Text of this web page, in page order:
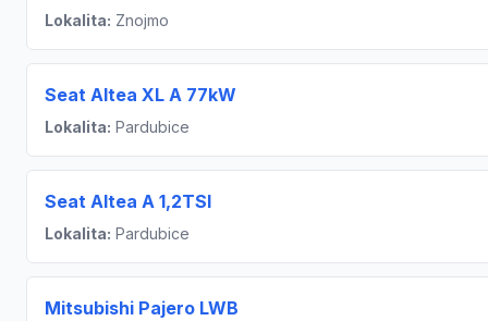
Lokalita: Znojmo
Seat Altea XL A 77kW
Lokalita: Pardubice
Seat Altea A 1,2TSI
Lokalita: Pardubice
Mitsubishi Pajero LWB